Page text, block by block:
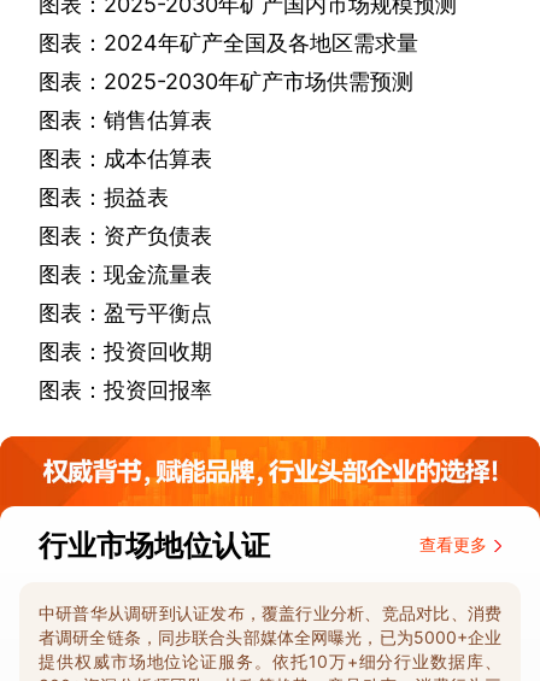
图表： 2024年矿产全国及各地区需求量
图表： 2025-2030年矿产市场供需预测
图表：销售估算表
图表：成本估算表
图表：损益表
图表：资产负债表
图表：现金流量表
图表：盈亏平衡点
图表：投资回收期
图表：投资回报率
行业市场地位认证 查看更多
中研普华从调研到认证发布，覆盖行业分析、竞品对比、消费
者调研全链条，同步联合头部媒体全网曝光，已为5000+企业
提供权威市场地位论证服务。依托10万+细分行业数据库、